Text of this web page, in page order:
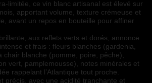
limitée, ce vin blanc artisanal est élevé sur
apportant volume, texture crémeuse et
avant un repos en bouteille pour affiner
aux reflets verts et dorés, annonce
et frais : fleurs blanches (gardenia,
chair blanche (pomme, poire, pêche),
vert, pamplemousse), notes minérales et
rappelant l’Atlantique tout proche.
précis, avec une acidité tranchante et